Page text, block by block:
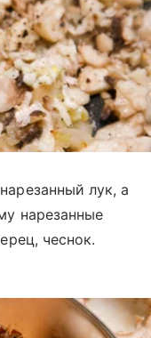
лук, а
нарезанные
чеснок.